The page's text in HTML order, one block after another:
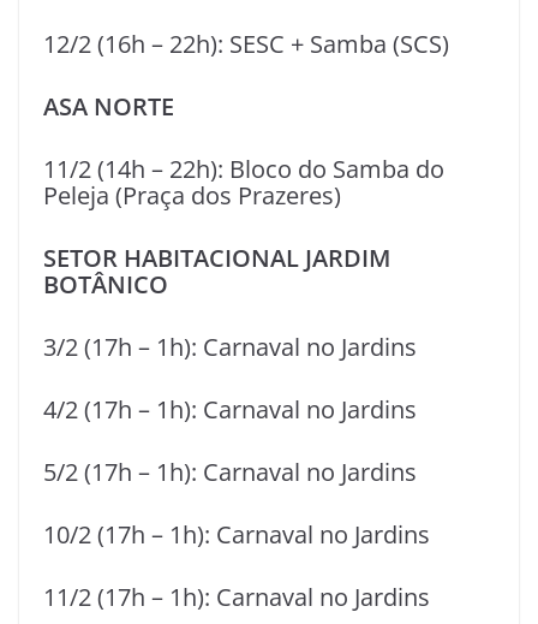
12/2 (16h – 22h): SESC + Samba (SCS)
ASA NORTE
11/2 (14h – 22h): Bloco do Samba do
Peleja (Praça dos Prazeres)
SETOR HABITACIONAL JARDIM
BOTÂNICO
3/2 (17h – 1h): Carnaval no Jardins
4/2 (17h – 1h): Carnaval no Jardins
5/2 (17h – 1h): Carnaval no Jardins
10/2 (17h – 1h): Carnaval no Jardins
11/2 (17h – 1h): Carnaval no Jardins